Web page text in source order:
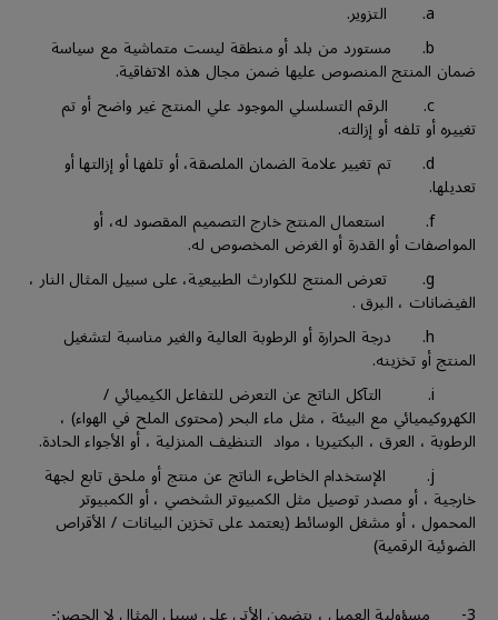
b. مستورد من بلد أو منطقة ليست متماشية مع سياسة
ضمان المنتج المنصوص عليها ضمن مجال هذه الاتفاقية.
c. الرقم التسلسلي الموجود علي المنتج غير واضح أو تم
تغييره أو تلفه أو إزالته.
d. تم تغيير علامة الضمان الملصقة، أو تلفها أو إزالتها أو
تعديلها.
f. استعمال المنتج خارج التصميم المقصود له، أو
المواصفات أو القدرة أو الغرض المخصوص له.
g. تعرض المنتج للكوارث الطبيعية، على سبيل المثال النار ،
الفيضانات ، البرق .
h. درجة الحرارة أو الرطوبة العالية والغير مناسبة لتشغيل
المنتج أو تخزينه.
i. التآكل الناتج عن التعرض للتفاعل الكيميائي /
الكهروكيميائي مع البيئة ، مثل ماء البحر (محتوى الملح في الهواء) ،
الرطوبة ، العرق ، البكتيريا ، مواد التنظيف المنزلية ، أو الأجواء الحادة.
j. الإستخدام الخاطىء الناتج عن منتج أو ملحق تابع لجهة
خارجية ، أو مصدر توصيل مثل الكمبيوتر الشخصي ، أو الكمبيوتر
المحمول ، أو مشغل الوسائط (يعتمد على تخزين البيانات / الأقراص
الضوئية الرقمية)